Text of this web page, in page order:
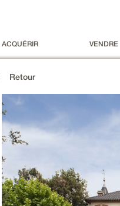
ACQUÉRIR VENDRE
Retour